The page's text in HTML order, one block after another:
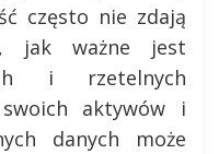
często nie zdają
jak ważne jest
i rzetelnych
aktywów i
danych może